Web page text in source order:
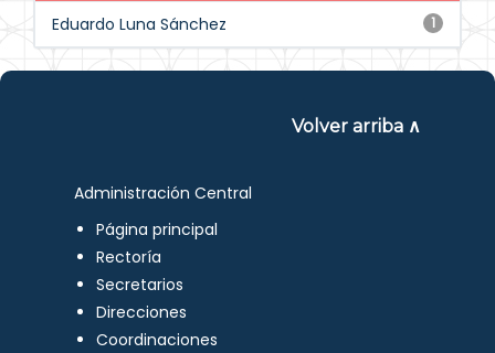
1
Eduardo Luna Sánchez
Volver arriba ∧
Administración Central
Página principal
Rectoría
Secretarios
Direcciones
Coordinaciones